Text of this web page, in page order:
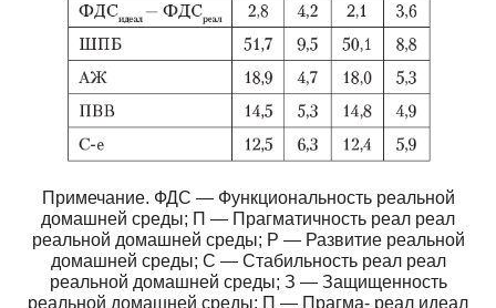
Примечание. ФДС — Функциональность реальной
домашней среды; П — Прагматичность реал реал
реальной домашней среды; Р — Развитие реальной
домашней среды; С — Стабильность реал реал
реальной домашней среды; З — Защищенность
реальной домашней среды; П — Прагма- реал идеал